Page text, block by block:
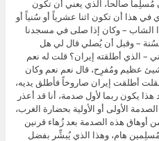
مُسلِماً صالحاً، الذي يعني أن تكون
هذا أن تكون اثنا عشرياً أو سُنياً أو
الشاب – وكان إذا صلى في مسجدنا
– وقبل أن يُصلي قال لي هل
– الذي أطلقته إيران؟ قلت له نعم
عظيم ومُفرِح، قال نعم نعم وكان
أطلقت إيران صاروخاً فأطلق يديه،
يكون ربما لأول صدمة، أنا قد أعذر
الأولى أو الأولية بحضارة الغرب،
أوهاق هذه الصدمة بعد زُهاء قرنين
هام، وهذا الذي يُبشِّر بفضل